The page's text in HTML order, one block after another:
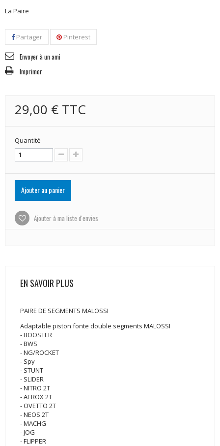
La Paire
Partager Pinterest
Envoyer à un ami
Imprimer
29,00 € TTC
Quantité
Ajouter au panier
Ajouter à ma liste d'envies
EN SAVOIR PLUS
PAIRE DE SEGMENTS MALOSSI
Adaptable piston fonte double segments MALOSSI
- BOOSTER
- BWS
- NG/ROCKET
- Spy
- STUNT
- SLIDER
- NITRO 2T
- AEROX 2T
- OVETTO 2T
- NEOS 2T
- MACHG
- JOG
- FLIPPER